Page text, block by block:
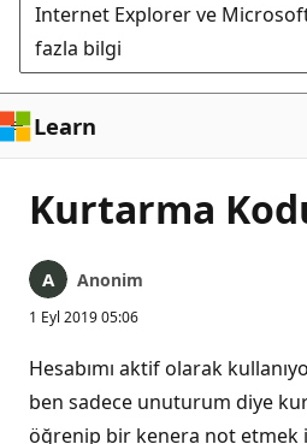
Internet Explorer ve
fazla bilgi
Learn
Kurtarma
Anonim
1 Eyl 2019 05:06
Hesabımı aktif olarak
ben sadece unuturum diye
öğrenip bir kenera not etmek